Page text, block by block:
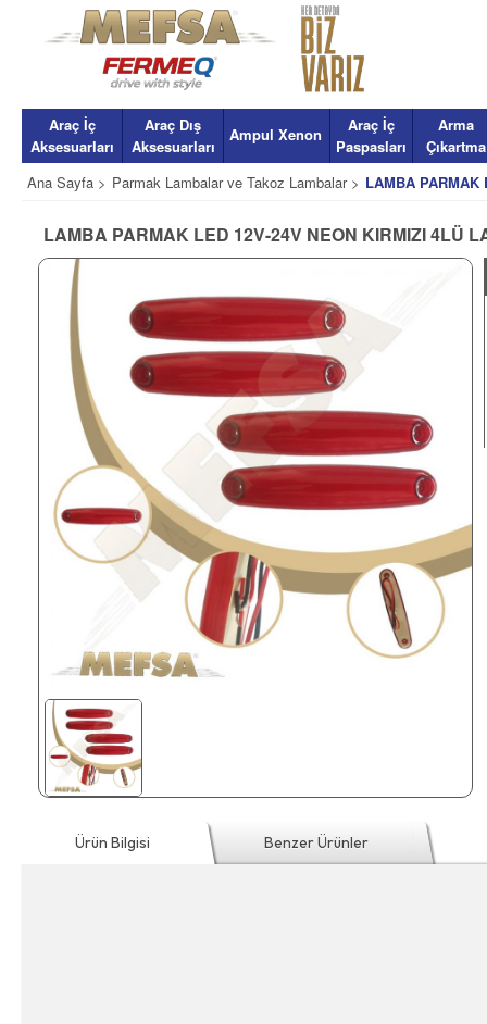
Araç İç
Aksesuarları
Araç Dış
Aksesuarları
Ampul Xenon
Araç İç
Paspasları
Arma
Çıkartma
Ana Sayfa > Parmak Lambalar ve Takoz Lambalar > LAMBA PARMAK
LAMBA PARMAK LED 12V-24V NEON KIRMIZI 4LÜ
Ürün Bilgisi Benzer Ürünler